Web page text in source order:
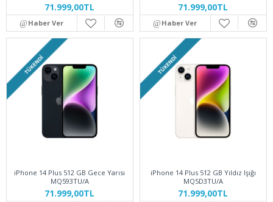
71.999,00TL
Haber Ver
71.999,00TL
Haber Ver
TÜKENDI
iPhone 14 Plus 512 GB Gece Yarısı
MQ593TU/A
71.999,00TL
TÜKENDI
iPhone 14 Plus 512 GB Yıldız Işığı
MQ5D3TU/A
71.999,00TL